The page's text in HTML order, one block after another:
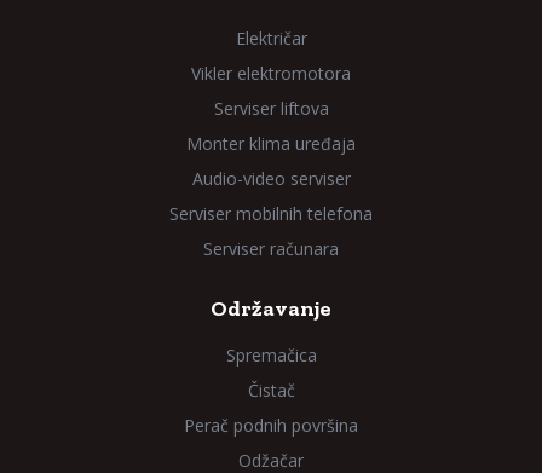
Električar
Vikler elektromotora
Serviser liftova
Monter klima uređaja
Audio-video serviser
Serviser mobilnih telefona
Serviser računara
Održavanje
Spremačica
Čistač
Perač podnih površina
Odžačar